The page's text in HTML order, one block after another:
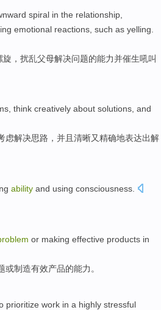
spiral in the relationship
emotional reactions such as yelling
旋 ， 扰乱父母解决问题的能力并催生吼叫
, think creatively about solutions, and
虑解决思路， 并且 清晰又精确地表达出解
ability and using consciousness
or making effective products in
或制造有效产品的能力 。
prioritize work in a highly stressful